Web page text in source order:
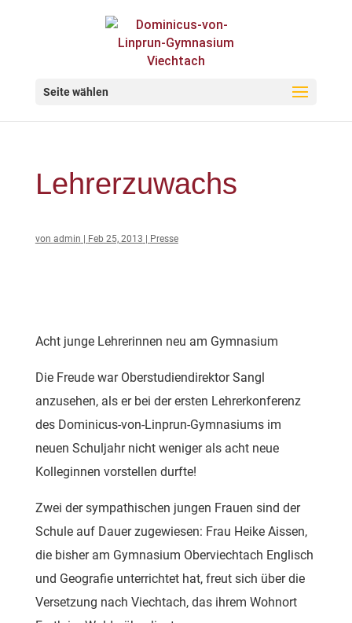
Seite wählen
Lehrerzuwachs
von admin Feb 25, 2013 Presse
Acht junge Lehrerinnen neu am Gymnasium
Die Freude war Oberstudiendirektor Sangl
anzusehen, als er bei der ersten Lehrerkonferenz
des Dominicus-von-Linprun-Gymnasiums im
neuen Schuljahr nicht weniger als acht neue
Kolleginnen vorstellen durfte!
Zwei der sympathischen jungen Frauen sind der
Schule auf Dauer zugewiesen: Frau Heike Aissen,
die bisher am Gymnasium Oberviechtach Englisch
und Geografie unterrichtet hat, freut sich über die
Versetzung nach Viechtach, das ihrem Wohnort